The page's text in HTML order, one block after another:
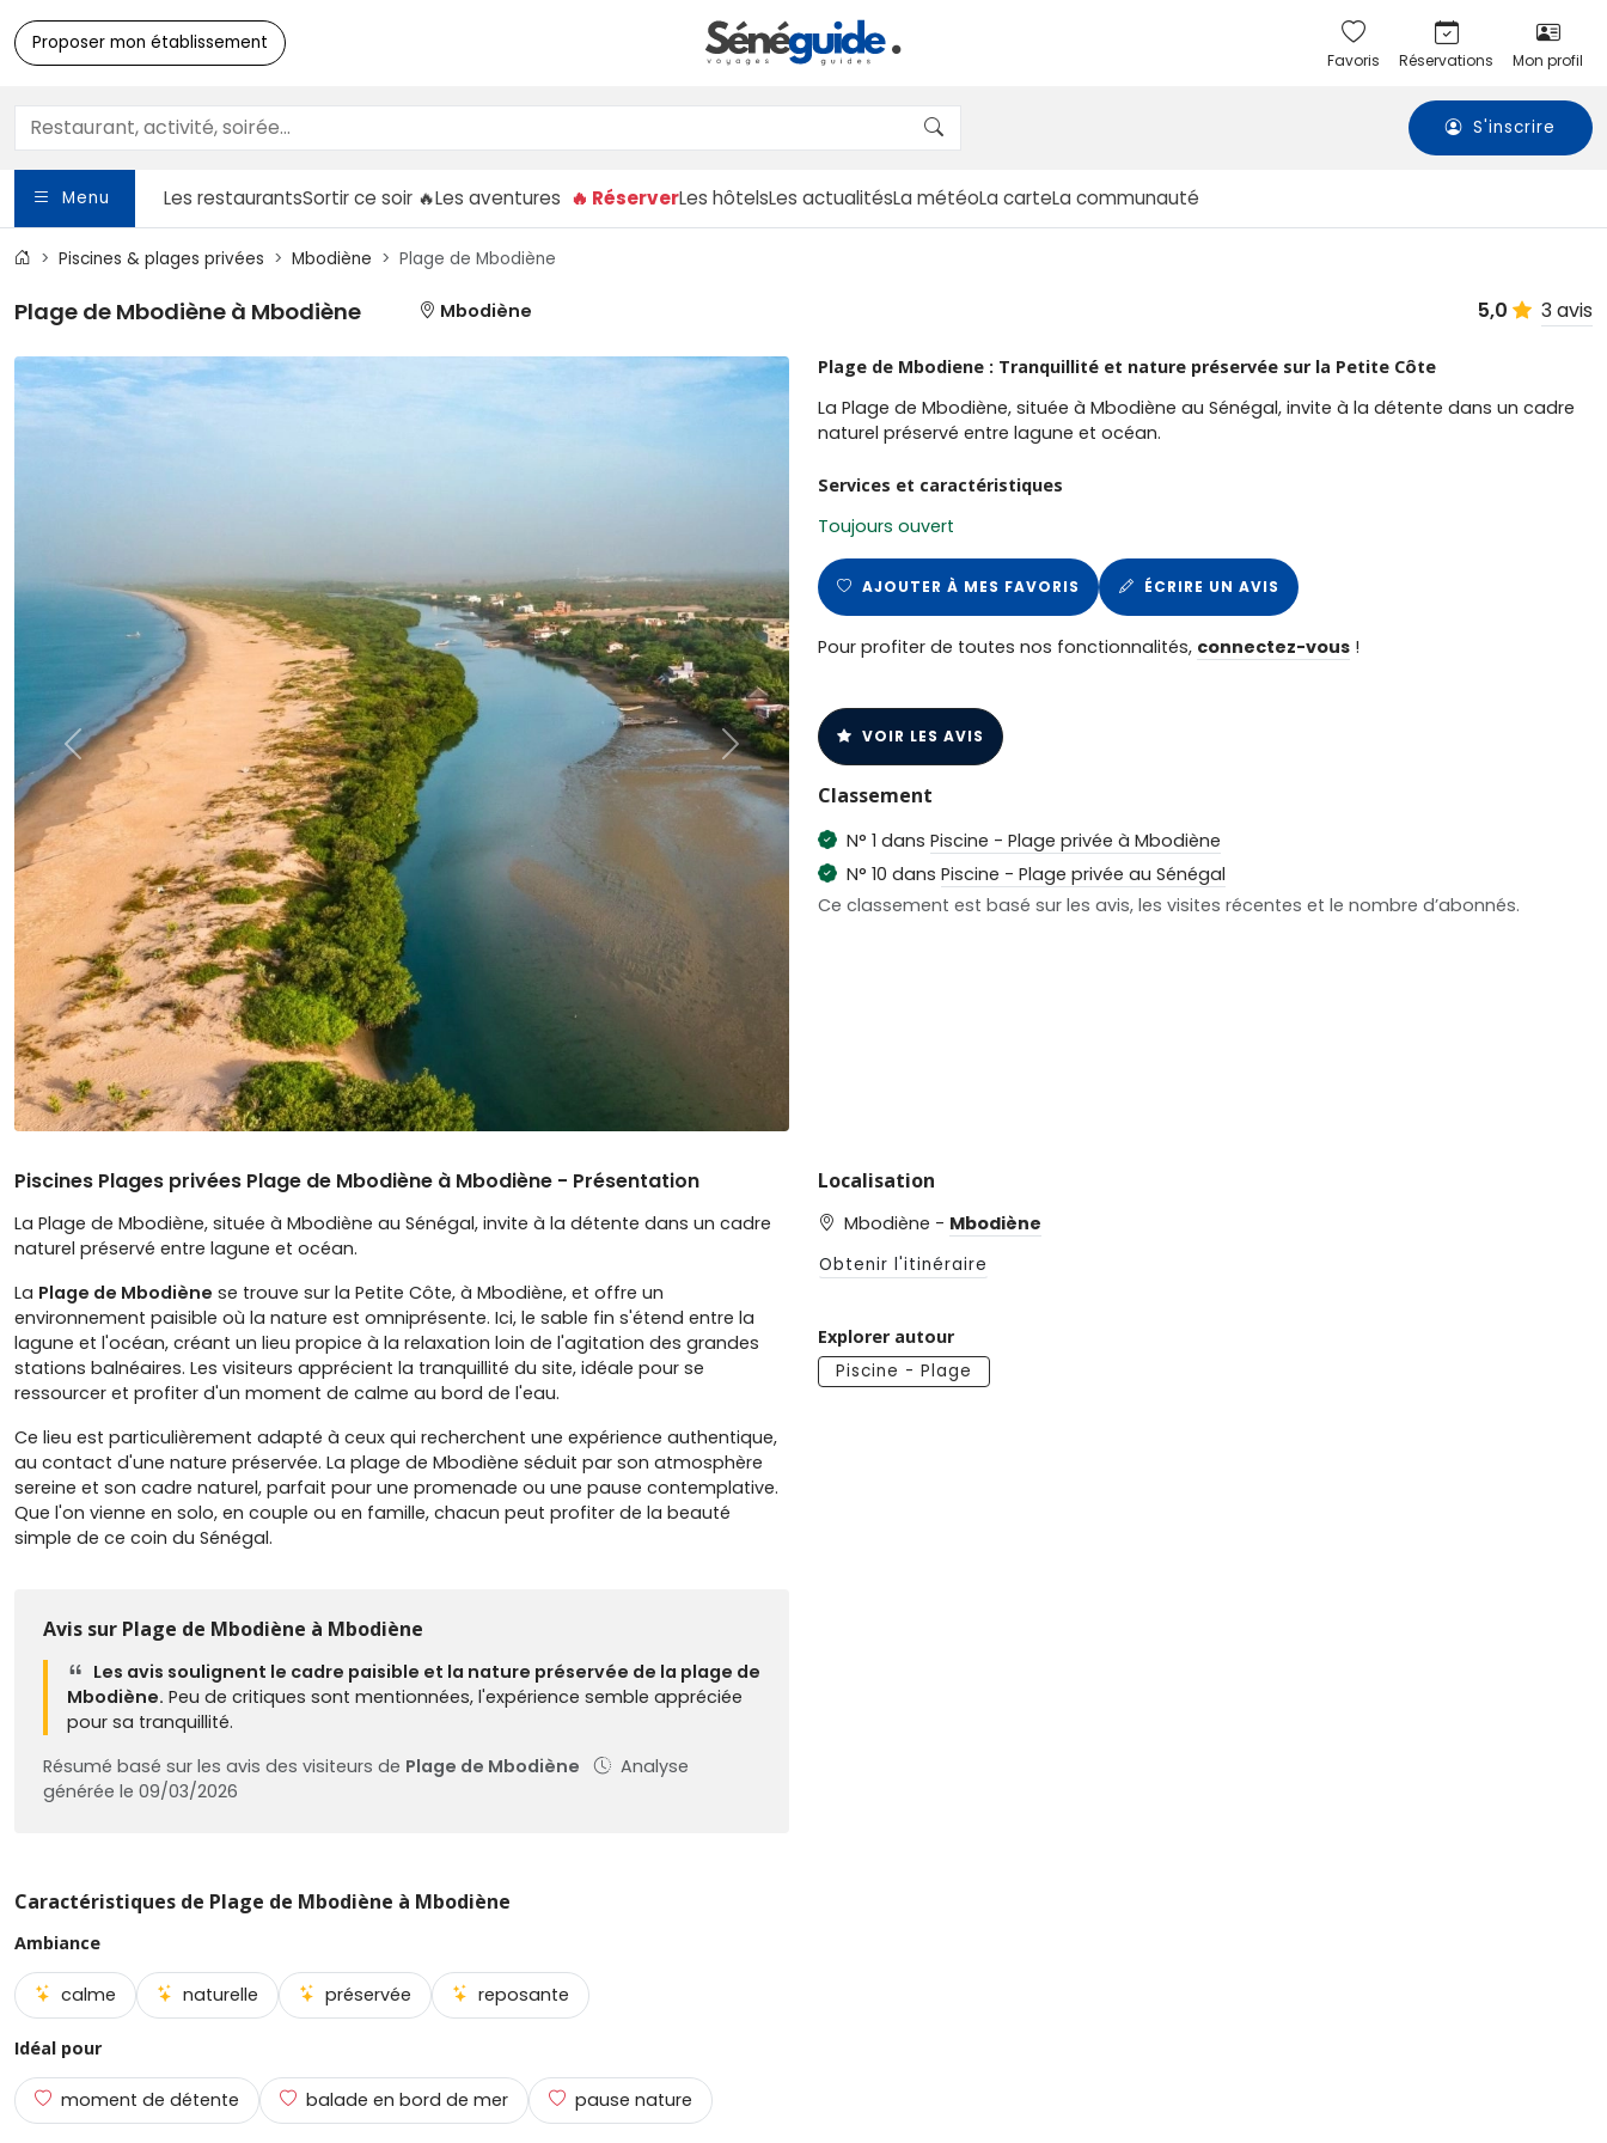
Proposer mon établissement
Favoris Réservations Mon profil
S'inscrire
Menu Les restaurantsSortirce soir 🔥Les aventures 🔥 RéserverLes hôtelsLes actualitésLa météoLa carteLa communauté
Piscines & plages privées Mbodiène Plage de Mbodiène
Plage de Mbodiène à Mbodiène Mbodiène 5,0 3 avis
Previous Next
Plage de Mbodiene : Tranquillité et nature préservée sur la Petite Côte
La Plage de Mbodiène, située à Mbodiène au Sénégal, invite à la détente dans un cadre
naturel préservé entre lagune et océan.
Services et caractéristiques
Toujours ouvert
AJOUTER À MES FAVORIS ÉCRIRE UN AVIS
Pour profiter de toutes nos fonctionnalités, connectez-vous !
VOIR LES AVIS
Classement
N° 1 dans Piscine - Plage privée à Mbodiène
N° 10 dans Piscine - Plage privée au Sénégal
Ce classement est basé sur les avis, les visites récentes et le nombre d’abonnés.
Piscines Plages privées Plage de Mbodiène à Mbodiène - Présentation
La Plage de Mbodiène, située à Mbodiène au Sénégal, invite à la détente dans un cadre
naturel préservé entre lagune et océan.
La Plage de Mbodiène se trouve sur la Petite Côte, à Mbodiène, et offre un
environnement paisible où la nature est omniprésente. Ici, le sable fin s'étend entre la
lagune et l'océan, créant un lieu propice à la relaxation loin de l'agitation des grandes
stations balnéaires. Les visiteurs apprécient la tranquillité du site, idéale pour se
ressourcer et profiter d'un moment de calme au bord de l'eau.
Ce lieu est particulièrement adapté à ceux qui recherchent une expérience authentique,
au contact d'une nature préservée. La plage de Mbodiène séduit par son atmosphère
sereine et son cadre naturel, parfait pour une promenade ou une pause contemplative.
Que l'on vienne en solo, en couple ou en famille, chacun peut profiter de la beauté
simple de ce coin du Sénégal.
Avis sur Plage de Mbodiène à Mbodiène
Les avis soulignent le cadre paisible et la nature préservée de la plage de
Mbodiène. Peu de critiques sont mentionnées, l'expérience semble appréciée
pour sa tranquillité.
Résumé basé sur les avis des visiteurs de Plage de Mbodiène
Analyse
générée le 09/03/2026
Caractéristiques de Plage de Mbodiène à Mbodiène
Ambiance
calme naturelle préservée reposante
Idéal pour
moment de détente balade en bord de mer pause nature
Localisation
Mbodiène - Mbodiène
Obtenir l'itinéraire
Explorer autour
Piscine - Plage